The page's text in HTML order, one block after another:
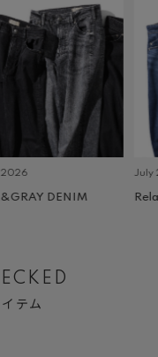
DENIM
July 2
Relax
テム